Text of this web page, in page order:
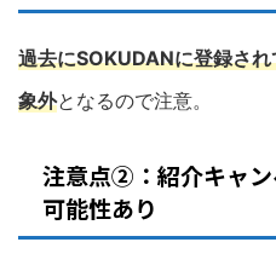
過去にSOKUDANに登録さ
象外となるので注意。
注意点②：紹介キャ
可能性あり